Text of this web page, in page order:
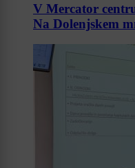
V Mercator
Na Dolenjskem